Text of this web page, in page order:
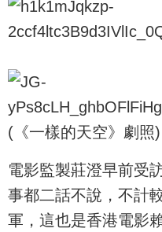
(《一樣的天空》劇照)
電影監製莊澄早前受
事都二話不說，不計
軍，這也是香港電影